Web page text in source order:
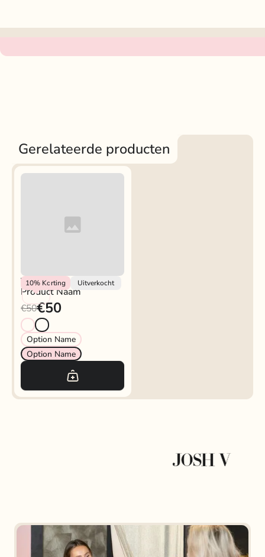
Gerelateerde producten
10% Korting Uitverkocht
Vendor
Product Naam
€50€50
Option Name
Option Name